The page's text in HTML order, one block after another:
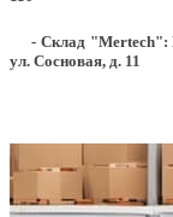
- Склад "Mertech":
ул. Сосновая, д. 11